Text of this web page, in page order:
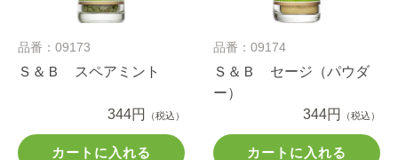
品番：09173
Ｓ＆Ｂ スペアミント
344円 （税込）
カートに入れる
品番：09174
Ｓ＆Ｂ セージ（パウダ
ー）
344円
（税込）
カートに入れる